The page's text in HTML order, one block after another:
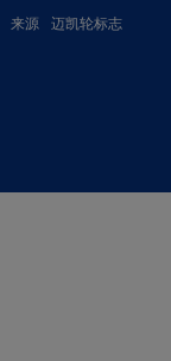
来源 迈凯轮标志